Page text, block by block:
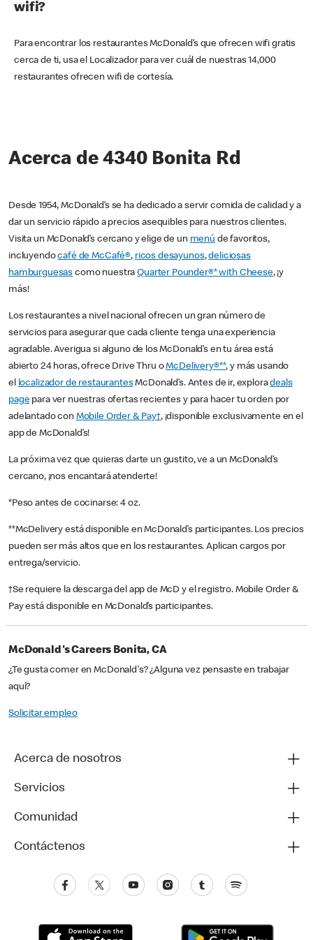
wifi?
Para encontrar los restaurantes McDonald’s que ofrecen wifi gratis
cerca de ti, usa el Localizador para ver cuál de nuestras 14,000
restaurantes ofrecen wifi de cortesía.
Acerca de 4340 Bonita Rd
Desde 1954, McDonald’s se ha dedicado a servir comida de calidad y a
dar un servicio rápido a precios asequibles para nuestros clientes.
Visita un McDonald’s cercano y elige de un menú de favoritos,
incluyendocafé de McCafé®, ricos desayunos,deliciosas
hamburguesas como nuestraQuarter Pounder®* with Cheese, ¡y
más!
Los restaurantes a nivel nacional ofrecen un gran número de
servicios para asegurar que cada cliente tenga una experiencia
agradable. Averigua si alguno de los McDonald’s en tu área está
abierto 24 horas, ofrece Drive Thru oMcDelivery®**, y más usando
el localizador de restaurantesMcDonald’s. Antes de ir, exploradeals
pagepara ver nuestras ofertas recientes y para hacer tu orden por
adelantado con Mobile Order & Pay†, ¡disponible exclusivamente en el
app de McDonald’s!
La próxima vez que quieras darte un gustito, ve a un McDonald’s
cercano, ¡nos encantará atenderte!
*Peso antes de cocinarse: 4 oz.
**McDelivery está disponible en McDonald’s participantes. Los precios
pueden ser más altos que en los restaurantes. Aplican cargos por
entrega/servicio.
†Se requiere la descarga del app de McD y el registro. Mobile Order &
Pay está disponible en McDonald’s participantes.
McDonald's Careers Bonita, CA
¿Te gusta comer en McDonald's? ¿Alguna vez pensaste en trabajar
aquí?
Solicitar empleo
Acerca de nosotros
Servicios
Comunidad
Contáctenos